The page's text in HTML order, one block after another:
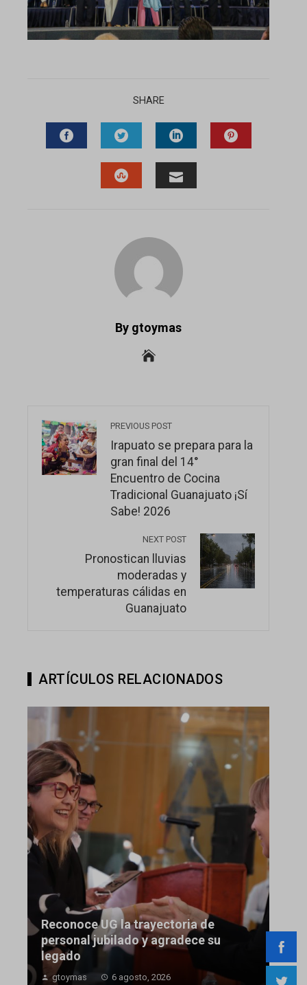
SHARE
FACEBOOKTWITTERLINKEDIN
By gtoymas
PREVIOUS POST
Irapuato se prepara para la
gran final del 14°
Encuentro de Cocina
Tradicional Guanajuato ¡Sí
Sabe! 2026
NEXT POST
Pronostican lluvias
moderadas y
temperaturas cálidas en
Guanajuato
ARTÍCULOS RELACIONADOS
Reconoce UG la trayectoria de
personal jubilado y agradece su
legado
gtoymas 6 agosto, 2026